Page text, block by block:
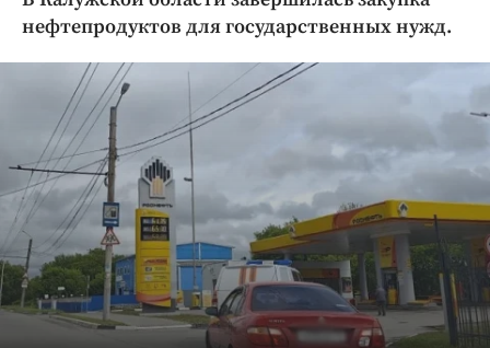
Криминал
Недвижимость и ЖКХ
Образование
Общество
Погода
Праздники
Происшествия
Спорт
Экономика и бизнес
нефтепродуктов для государственных нужд.